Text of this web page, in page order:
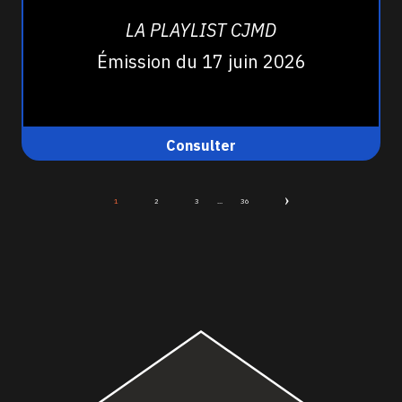
LA PLAYLIST CJMD
Émission du 17 juin 2026
Consulter
1 2 3 ... 36